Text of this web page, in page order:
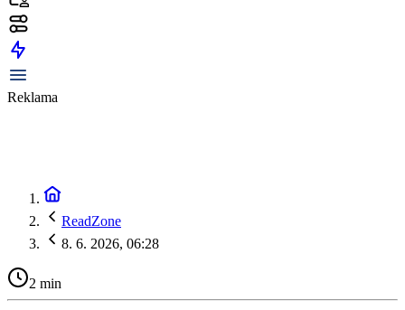
Reklama
ReadZone
8. 6. 2026, 06:28
2 min